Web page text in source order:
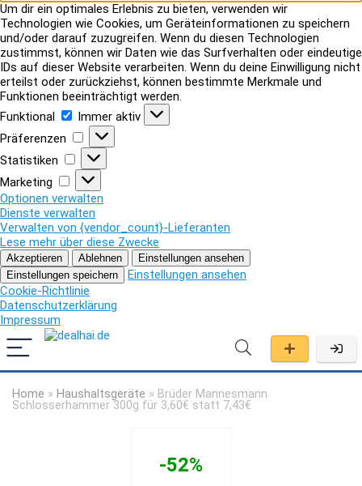
Um dir ein optimales Erlebnis zu bieten, verwenden wir
Technologien wie Cookies, um Geräteinformationen zu speichern
und/oder darauf zuzugreifen. Wenn du diesen Technologien
zustimmst, können wir Daten wie das Surfverhalten oder eindeutige
IDs auf dieser Website verarbeiten. Wenn du deine Einwilligung nicht
erteilst oder zurückziehst, können bestimmte Merkmale und
Funktionen beeinträchtigt werden.
Funktional
Funktional
Immer aktiv
Präferenzen
Präferenzen
Statistiken
Statistiken
Marketing
Marketing
Optionen verwalten
Dienste verwalten
Verwalten von {vendor_count}-Lieferanten
Lese mehr über diese Zwecke
Akzeptieren Ablehnen
Einstellungen ansehen
Einstellungen speichern
Einstellungen ansehen
Cookie-Richtlinie
Datenschutzerklärung
Impressum
Home » Haushaltsgeräte » Brüder Mannesmann
Schlosserhammer 300g für 3,60€ statt 7,43€
-52%